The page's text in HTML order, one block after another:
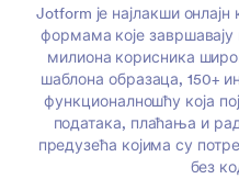
Jotform је најлакши
формама које
милиона корисника
шаблона образаца, 150+
функционалношћу која
података, плаћања и
предузећа којима су
без